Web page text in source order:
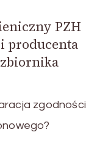
PZH
producenta
zgodności